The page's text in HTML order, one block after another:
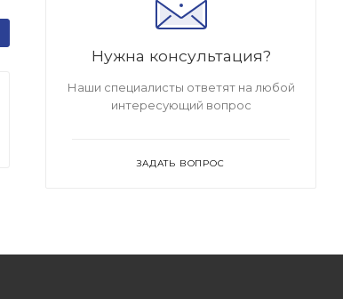
Нужна консультация?
Наши специалисты ответят на любой
интересующий вопрос
ЗАДАТЬ ВОПРОС